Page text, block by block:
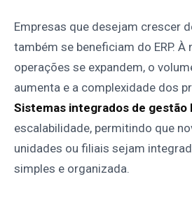
Empresas que desejam crescer
também se beneficiam do ERP. À
operações se expandem, o
aumenta e a complexidade dos
Sistemas integrados de gestão
escalabilidade, permitindo que
unidades ou filiais sejam
simples e organizada.